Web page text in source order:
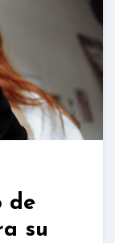
de
su